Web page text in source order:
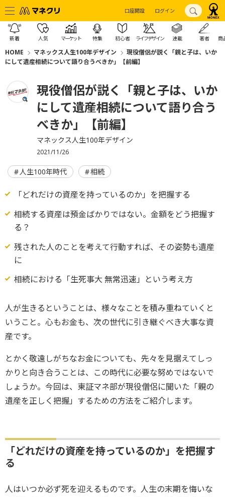
口座開設 ログイン
新着 人気 マーケット 特集 初心者 ライフデザイン 連載 著者 商
HOME マネックス人生100年デザイン
現役僧侶が説く「親と子は、いか
にして遺産相続について語り合うべきか」【前編】
現役僧侶が説く「親と子は、いか
にして遺産相続について語り合う
べきか」【前編】
マネックス人生100年デザイン
2021/11/26
人生100年時代 相続
「どれだけの資産を持っているのか」を把握する
相続する資産は預金ばかりではない。金額をどう把握す
る？
残された人のことを考えて行動すれば、その姿勢も遺産
に
相続における「生死事大 無常迅速」という考え方
人が生きるということは、様々なことを積み重ねていくと
いうこと。心もお金も、次の世代に引き継ぐべき大事な資
産です。
とかく敬遠しがちなお金についても、先々を見据えてしっ
かりと向き合うことは、この時代に必要な努めではないで
しょうか。今回は、東証マネ部が現役僧侶に聞いた「親の
遺産を正しく把握」するための方法をご紹介します。
「どれだけの資産を持っているのか」を把握す
る
人はいつか必ず死を迎えるものです。人生の末期を悔いな